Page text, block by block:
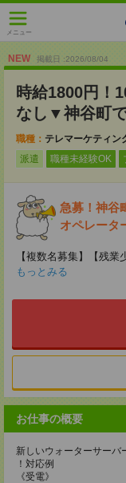
メニュー
NEW 掲載日 :2026/08/04
時給1800円！
なし▼神谷町
職種： テレマーケティン
派遣
職種未経験OK
急募！神谷
オペレータ
【複数名募集】【残
もっとみる
お仕事の概要
新しいウォーターサーバ
！対応例
《受電》